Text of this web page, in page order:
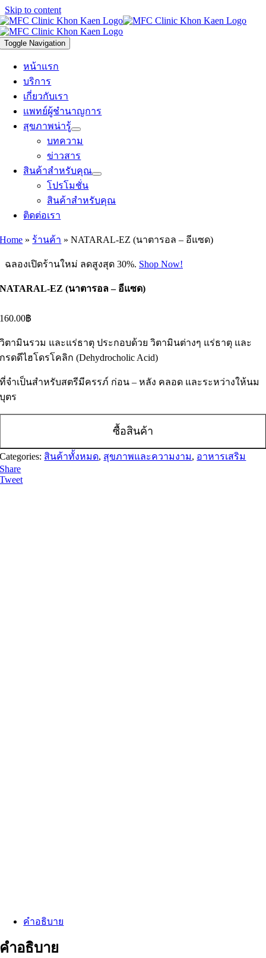
Skip to content
Toggle Navigation
หน้าแรก
บริการ
เกี่ยวกับเรา
เเพทย์ผู้ชำนาญการ
สุขภาพน่ารู้
บทความ
ข่าวสาร
สินค้าสำหรับคุณ
โปรโมชั่น
สินค้าสำหรับคุณ
ติดต่อเรา
Home » ร้านค้า »NATARAL-EZ (นาตารอล – อีแซด)
ฉลองเปิดร้านใหม่ ลดสูงสุด 30%. Shop Now!
NATARAL-EZ (นาตารอล – อีแซด)
160.00฿
วิตามินรวม และแร่ธาตุ ประกอบด้วย วิตามินต่างๆ แร่ธาตุ และ
กรดดีไฮโดรโคลิก (Dehydrocholic Acid)
ที่จำเป็นสำหรับสตรีมีครรภ์ ก่อน – หลัง คลอด และระหว่างให้นม
บุตร
ซื้อสินค้า
Categories: สินค้าทั้งหมด, สุขภาพและความงาม, อาหารเสริม
Share
Tweet
คำอธิบาย
คำอธิบาย